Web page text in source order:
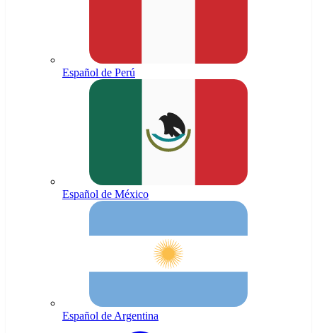
Español de Perú
Español de México
Español de Argentina